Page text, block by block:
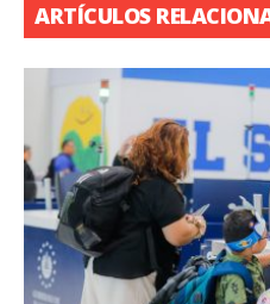
ARTÍCULOS